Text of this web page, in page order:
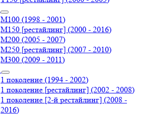
M100 (1998 - 2001)
M150 [рестайлинг] (2000 - 2016)
M200 (2005 - 2007)
M250 [рестайлинг] (2007 - 2010)
M300 (2009 - 2011)
1 поколение (1994 - 2002)
1 поколение [рестайлинг] (2002 - 2008)
1 поколение [2-й рестайлинг] (2008 -
2016)